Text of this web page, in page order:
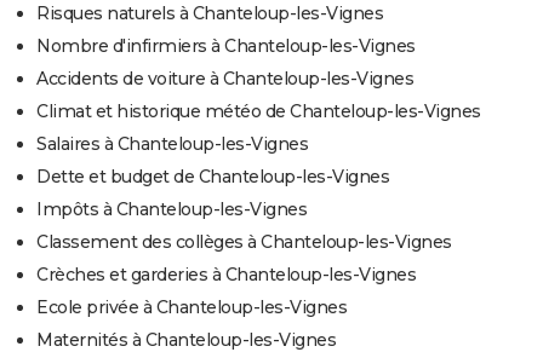
Risques naturels à Chanteloup-les-Vignes
Nombre d'infirmiers à Chanteloup-les-Vignes
Accidents de voiture à Chanteloup-les-Vignes
Climat et historique météo de Chanteloup-les-Vignes
Salaires à Chanteloup-les-Vignes
Dette et budget de Chanteloup-les-Vignes
Impôts à Chanteloup-les-Vignes
Classement des collèges à Chanteloup-les-Vignes
Crèches et garderies à Chanteloup-les-Vignes
Ecole privée à Chanteloup-les-Vignes
Maternités à Chanteloup-les-Vignes